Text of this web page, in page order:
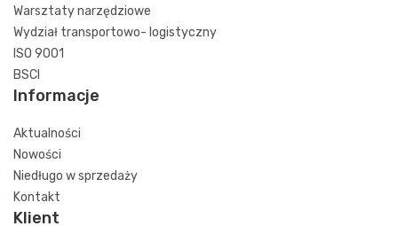
Warsztaty narzędziowe
Wydział transportowo- logistyczny
ISO 9001
BSCI
Informacje
Aktualności
Nowości
Niedługo w sprzedaży
Kontakt
Klient